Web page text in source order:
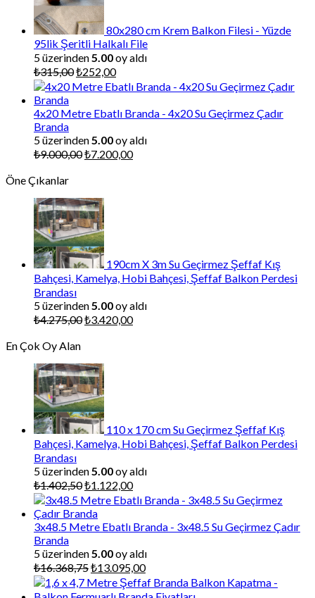
80x280 cm Krem Balkon Filesi - Yüzde
95lik Şeritli Halkalı File
5 üzerinden5.00oy aldı
₺315,00Orijinal
fiyat:
₺252,00Şu
andaki
₺252,00.
4x20 Metre Ebatlı Branda - 4x20 Su Geçirmez Çadır
Branda
5 üzerinden5.00oy aldı
₺9.000,00Orijinal
₺7.200,00Şu
Öne Çıkanlar
190cm X 3m Su Geçirmez Şeffaf Kış
Bahçesi, Kamelya, Hobi Bahçesi, Şeffaf Balkon Perdesi
Brandası
5 üzerinden5.00oy aldı
₺4.275,00Orijinal
₺3.420,00Şu
En Çok Oy Alan
110 x 170 cm Su Geçirmez Şeffaf Kış
Bahçesi, Kamelya, Hobi Bahçesi, Şeffaf Balkon Perdesi
Brandası
5 üzerinden5.00oy aldı
₺1.402,50Orijinal
fiyat:
₺1.402,50.
₺1.122,00Şu
andaki
₺1.122,00.
3x48.5 Metre Ebatlı Branda - 3x48.5 Su Geçirmez Çadır
Branda
5 üzerinden5.00oy aldı
₺16.368,75Orijinal
fiyat:
₺16.368,75.
₺13.095,00Şu
andaki
fiyat: